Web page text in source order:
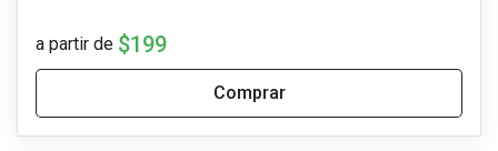
a partir de $199
Comprar